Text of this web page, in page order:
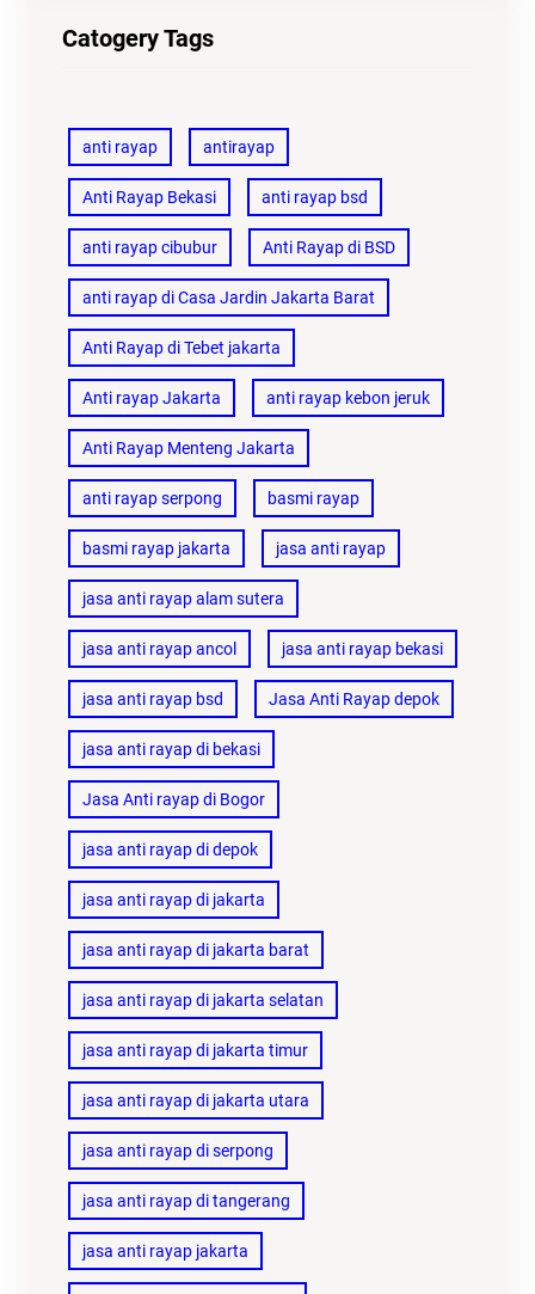
Catogery Tags
anti rayap antirayap
Anti Rayap Bekasi anti rayap bsd
anti rayap cibubur Anti Rayap di BSD
anti rayap di Casa Jardin Jakarta Barat
Anti Rayap di Tebet jakarta
Anti rayap Jakarta anti rayap kebon jeruk
Anti Rayap Menteng Jakarta
anti rayap serpong basmi rayap
basmi rayap jakarta jasa anti rayap
jasa anti rayap alam sutera
jasa anti rayap ancol jasa anti rayap bekasi
jasa anti rayap bsd Jasa Anti Rayap depok
jasa anti rayap di bekasi
Jasa Anti rayap di Bogor
jasa anti rayap di depok
jasa anti rayap di jakarta
jasa anti rayap di jakarta barat
jasa anti rayap di jakarta selatan
jasa anti rayap di jakarta timur
jasa anti rayap di jakarta utara
jasa anti rayap di serpong
jasa anti rayap di tangerang
jasa anti rayap jakarta